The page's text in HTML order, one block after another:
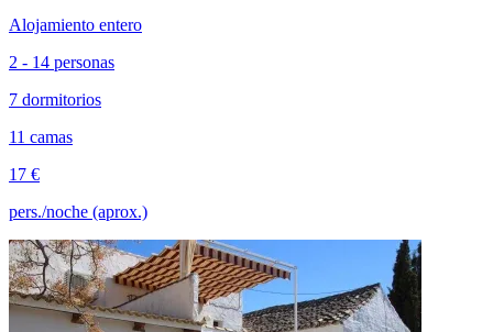
Alojamiento entero
2 - 14 personas
7 dormitorios
11 camas
17 €
pers./noche (aprox.)